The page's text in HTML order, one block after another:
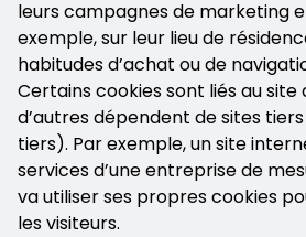
leurs campagnes de marketing
exemple, sur leur lieu de
habitudes d’achat ou de
Certains cookies sont liés au site
d’autres dépendent de sites
tiers). Par exemple, un site
services d’une entreprise de
va utiliser ses propres cookies
les visiteurs.